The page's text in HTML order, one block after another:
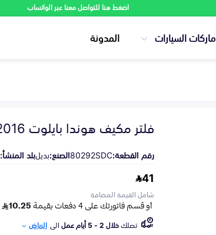
اضغط هنا للتواصل معنا عبر الواتساب
ماركات السيارات المدونة
فلتر مكيف هوندا بايلوت 2016
رقم القطعة:80292SDCالصنع:بديلبلد المنشأ:
41
شامل القيمة المضافة
تصلكخلال 2 - 5 أيام عمل الى الرياض